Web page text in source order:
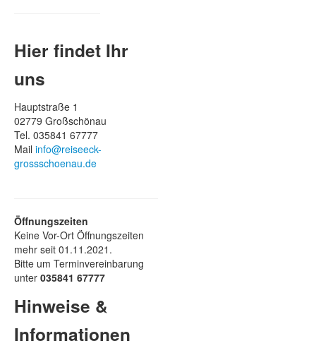
Hier findet Ihr
uns
Hauptstraße 1
02779 Großschönau
Tel. 035841 67777
Mail info@reiseeck-
grossschoenau.de
Öffnungszeiten
Keine Vor-Ort Öffnungszeiten
mehr seit 01.11.2021.
Bitte um Terminvereinbarung
unter 035841 67777
Hinweise &
Informationen